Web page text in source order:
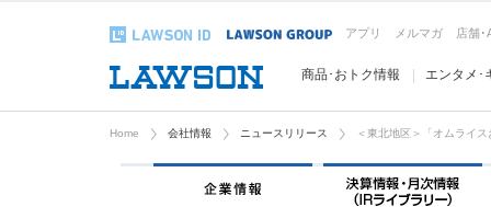
アプリ メルマガ 店舗･
商品･おトク情報 エンタメ･
Home 会社情報 ニュースリリース ＜東北地区＞「オムライ
企業情報